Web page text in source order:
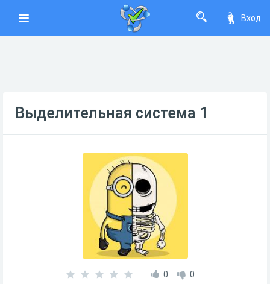
Вход
Выделительная система 1
0 0